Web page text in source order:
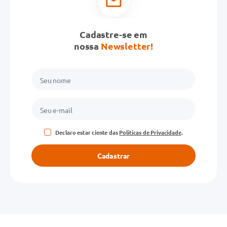
Cadastre-se em
nossa Newsletter!
Declaro estar ciente dasPolíticas de Privacidade.
Cadastrar